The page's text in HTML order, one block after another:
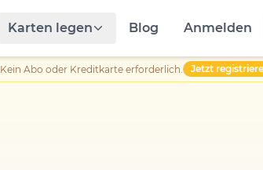
Karten legen Blog Anmelden
Kein Abo oder Kreditkarte erforderlich. Jetzt